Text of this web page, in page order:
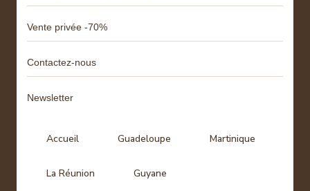
Vente privée -70%
Contactez-nous
Newsletter
Accueil Guadeloupe Martinique
La Réunion Guyane